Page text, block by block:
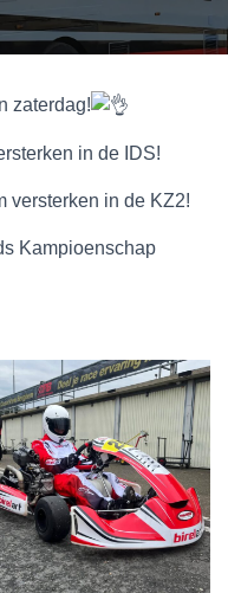
T
zaterdag!
in de IDS!
versterken in de KZ2!
Kampioenschap